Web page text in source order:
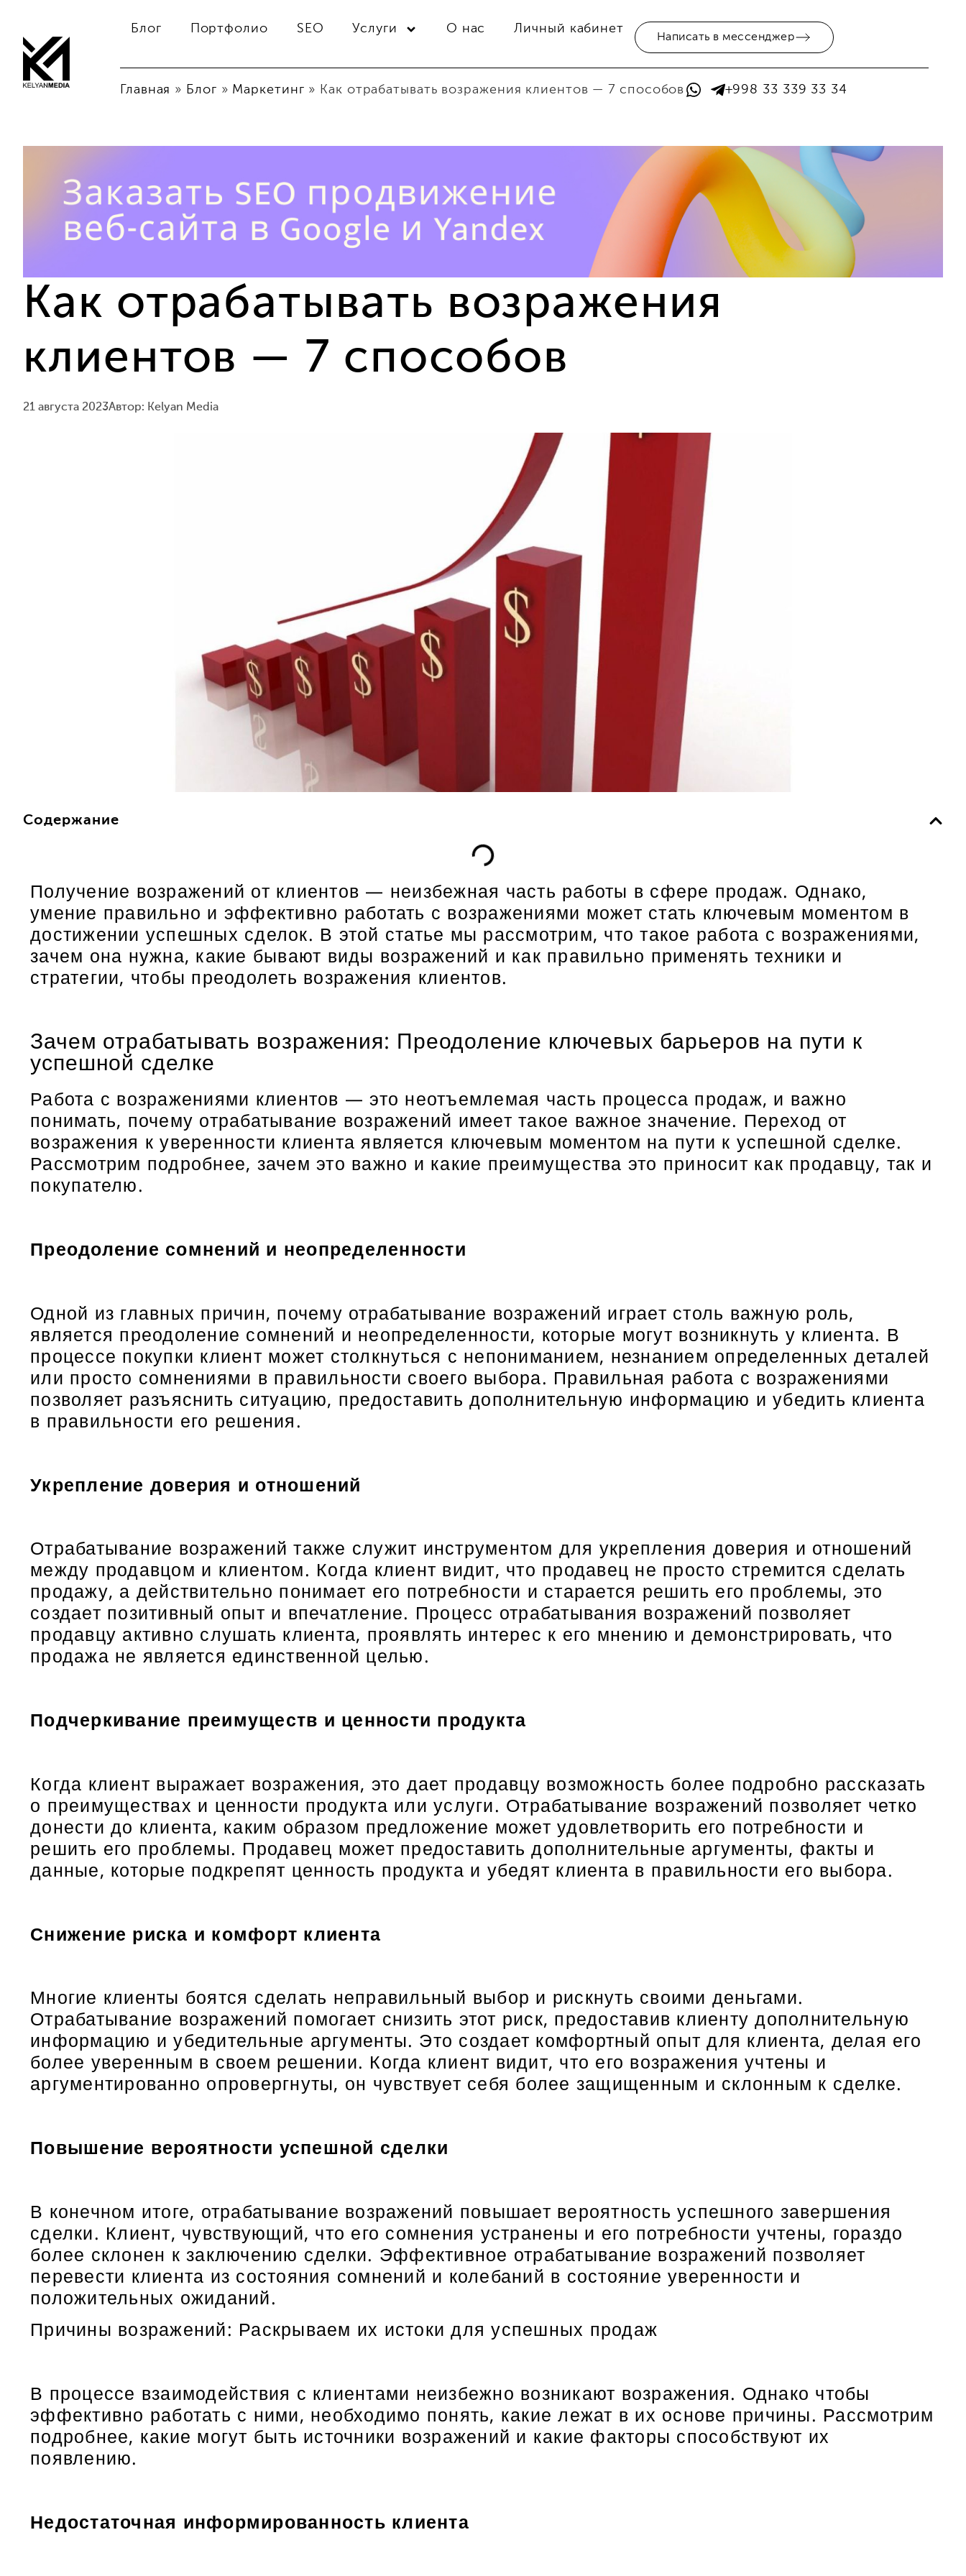
Блог Портфолио SEO Услуги О нас Личный кабинет
Написать в мессенджер
Главная » Блог » Маркетинг » Как отрабатывать возражения клиентов — 7 способов +998 33 339 33 34
Как отрабатывать возражения
клиентов — 7 способов
21 августа 2023Автор: Kelyan Media
Содержание
Получение возражений от клиентов — неизбежная часть работы в сфере продаж. Однако,
умение правильно и эффективно работать с возражениями может стать ключевым моментом в
достижении успешных сделок. В этой статье мы рассмотрим, что такое работа с возражениями,
зачем она нужна, какие бывают виды возражений и как правильно применять техники и
стратегии, чтобы преодолеть возражения клиентов.
Зачем отрабатывать возражения: Преодоление ключевых барьеров на пути к
успешной сделке
Работа с возражениями клиентов — это неотъемлемая часть процесса продаж, и важно
понимать, почему отрабатывание возражений имеет такое важное значение. Переход от
возражения к уверенности клиента является ключевым моментом на пути к успешной сделке.
Рассмотрим подробнее, зачем это важно и какие преимущества это приносит как продавцу, так и
покупателю.
Преодоление сомнений и неопределенности
Одной из главных причин, почему отрабатывание возражений играет столь важную роль,
является преодоление сомнений и неопределенности, которые могут возникнуть у клиента. В
процессе покупки клиент может столкнуться с непониманием, незнанием определенных деталей
или просто сомнениями в правильности своего выбора. Правильная работа с возражениями
позволяет разъяснить ситуацию, предоставить дополнительную информацию и убедить клиента
в правильности его решения.
Укрепление доверия и отношений
Отрабатывание возражений также служит инструментом для укрепления доверия и отношений
между продавцом и клиентом. Когда клиент видит, что продавец не просто стремится сделать
продажу, а действительно понимает его потребности и старается решить его проблемы, это
создает позитивный опыт и впечатление. Процесс отрабатывания возражений позволяет
продавцу активно слушать клиента, проявлять интерес к его мнению и демонстрировать, что
продажа не является единственной целью.
Подчеркивание преимуществ и ценности продукта
Когда клиент выражает возражения, это дает продавцу возможность более подробно рассказать
о преимуществах и ценности продукта или услуги. Отрабатывание возражений позволяет четко
донести до клиента, каким образом предложение может удовлетворить его потребности и
решить его проблемы. Продавец может предоставить дополнительные аргументы, факты и
данные, которые подкрепят ценность продукта и убедят клиента в правильности его выбора.
Снижение риска и комфорт клиента
Многие клиенты боятся сделать неправильный выбор и рискнуть своими деньгами.
Отрабатывание возражений помогает снизить этот риск, предоставив клиенту дополнительную
информацию и убедительные аргументы. Это создает комфортный опыт для клиента, делая его
более уверенным в своем решении. Когда клиент видит, что его возражения учтены и
аргументированно опровергнуты, он чувствует себя более защищенным и склонным к сделке.
Повышение вероятности успешной сделки
В конечном итоге, отрабатывание возражений повышает вероятность успешного завершения
сделки. Клиент, чувствующий, что его сомнения устранены и его потребности учтены, гораздо
более склонен к заключению сделки. Эффективное отрабатывание возражений позволяет
перевести клиента из состояния сомнений и колебаний в состояние уверенности и
положительных ожиданий.
Причины возражений: Раскрываем их истоки для успешных продаж
В процессе взаимодействия с клиентами неизбежно возникают возражения. Однако чтобы
эффективно работать с ними, необходимо понять, какие лежат в их основе причины. Рассмотрим
подробнее, какие могут быть источники возражений и какие факторы способствуют их
появлению.
Недостаточная информированность клиента